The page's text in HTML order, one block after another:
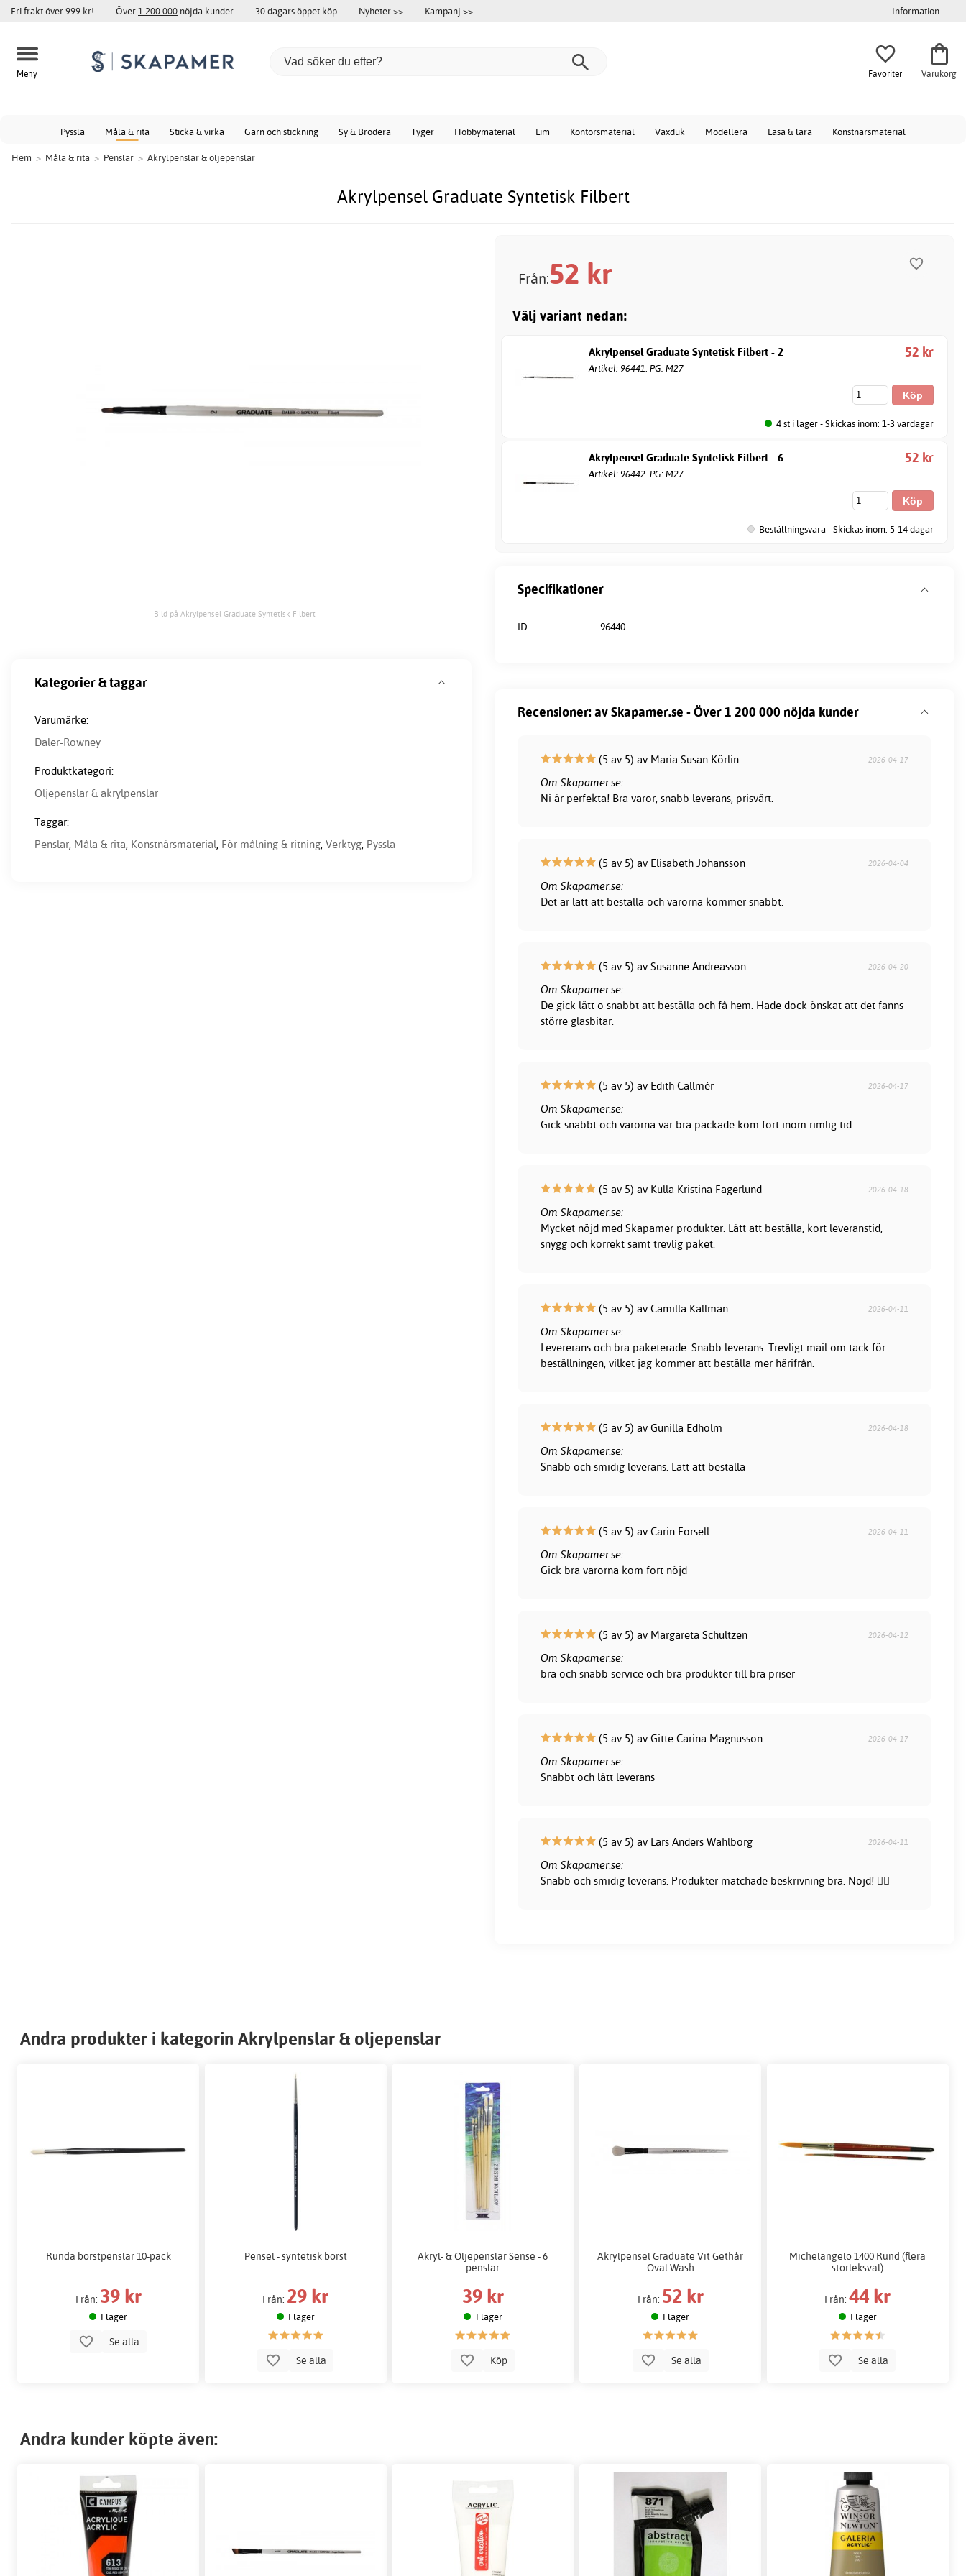
Fri frakt över 999 kr! Över1 200 000 nöjda kunder 30 dagars öppet köp Nyheter >> Kampanj >> Information
Meny Favoriter Varukorg
Pyssla Måla & rita Sticka & virka Garn och stickning Sy & Brodera Tyger Hobbymaterial Lim Kontorsmaterial Vaxduk Modellera Läsa & lära Konstnärsmaterial
Hem > Måla & rita > Penslar > Akrylpenslar & oljepenslar
Akrylpensel Graduate Syntetisk Filbert
Bild på Akrylpensel Graduate Syntetisk Filbert
Från:52 kr
Välj variant nedan:
Akrylpensel Graduate Syntetisk Filbert - 2
Artikel: 96441. PG: M27
52 kr
4 st i lager - Skickas inom: 1-3 vardagar
Akrylpensel Graduate Syntetisk Filbert - 6
Artikel: 96442. PG: M27
52 kr
Beställningsvara - Skickas inom: 5-14 dagar
Specifikationer
ID: 96440
Kategorier & taggar
Varumärke:
Daler-Rowney
Produktkategori:
Oljepenslar & akrylpenslar
Taggar:
Penslar, Måla & rita, Konstnärsmaterial, För målning & ritning, Verktyg, Pyssla
Recensioner: av Skapamer.se - Över 1 200 000 nöjda kunder
(5 av 5) av Maria Susan Körlin 2026-04-17
Om Skapamer.se:
Ni är perfekta! Bra varor, snabb leverans, prisvärt.
(5 av 5) av Elisabeth Johansson 2026-04-04
Om Skapamer.se:
Det är lätt att beställa och varorna kommer snabbt.
(5 av 5) av Susanne Andreasson 2026-04-20
Om Skapamer.se:
De gick lätt o snabbt att beställa och få hem. Hade dock önskat att det fanns
större glasbitar.
(5 av 5) av Edith Callmér 2026-04-17
Om Skapamer.se:
Gick snabbt och varorna var bra packade kom fort inom rimlig tid
(5 av 5) av Kulla Kristina Fagerlund 2026-04-18
Om Skapamer.se:
Mycket nöjd med Skapamer produkter. Lätt att beställa, kort leveranstid,
snygg och korrekt samt trevlig paket.
(5 av 5) av Camilla Källman 2026-04-11
Om Skapamer.se:
Levererans och bra paketerade. Snabb leverans. Trevligt mail om tack för
beställningen, vilket jag kommer att beställa mer härifrån.
(5 av 5) av Gunilla Edholm 2026-04-18
Om Skapamer.se:
Snabb och smidig leverans. Lätt att beställa
(5 av 5) av Carin Forsell 2026-04-11
Om Skapamer.se:
Gick bra varorna kom fort nöjd
(5 av 5) av Margareta Schultzen 2026-04-12
Om Skapamer.se:
bra och snabb service och bra produkter till bra priser
(5 av 5) av Gitte Carina Magnusson 2026-04-17
Om Skapamer.se:
Snabbt och lätt leverans
(5 av 5) av Lars Anders Wahlborg 2026-04-11
Om Skapamer.se:
Snabb och smidig leverans. Produkter matchade beskrivning bra. Nöjd! 👍🏻
Andra produkter i kategorin Akrylpenslar & oljepenslar
Runda borstpenslar 10-pack
Från: 39 kr
I lager
Se alla
Pensel - syntetisk borst
Från: 29 kr
I lager
Se alla
Akryl- & Oljepenslar Sense - 6
penslar
39 kr
I lager
Köp
Akrylpensel Graduate Vit Gethår
Oval Wash
Från: 52 kr
I lager
Se alla
Michelangelo 1400 Rund (flera
storleksval)
Från:44 kr
I lager
Se alla
Andra kunder köpte även: